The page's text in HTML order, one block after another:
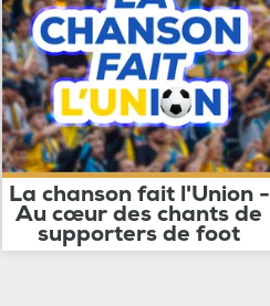
La chanson fait l'Union -
Au cœur des chants de
supporters de foot